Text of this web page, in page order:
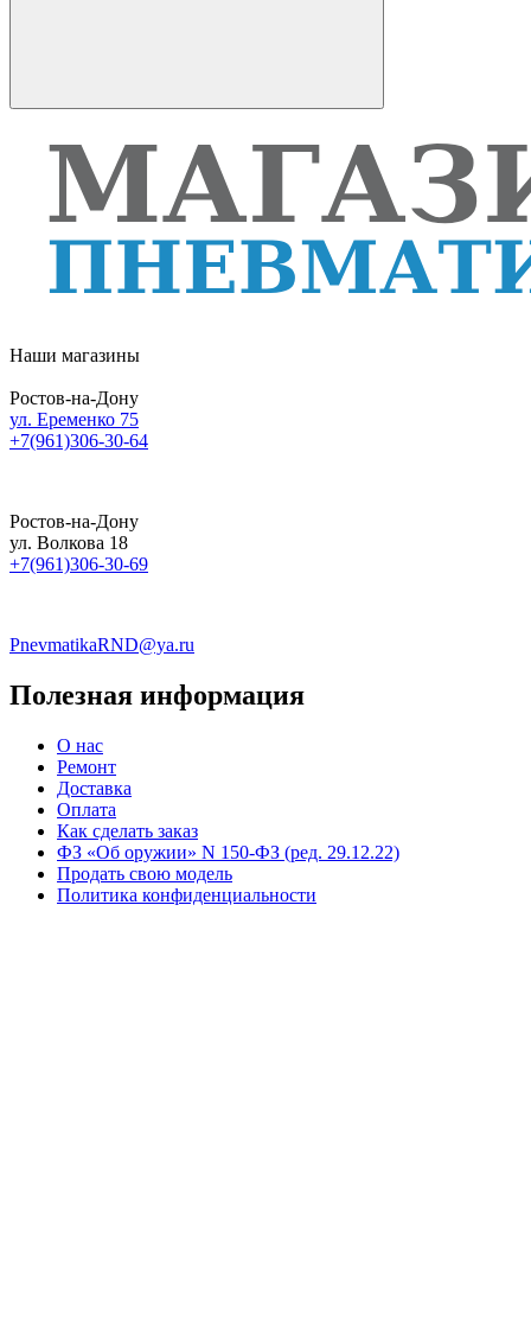
Наши магазины
Ростов-на-Дону
ул. Еременко 75
+7(961)306-30-64
Ростов-на-Дону
ул. Волкова 18
+7(961)306-30-69
PnevmatikaRND@ya.ru
Полезная информация
О нас
Ремонт
Доставка
Оплата
Как сделать заказ
ФЗ «Об оружии» N 150-ФЗ (ред. 29.12.22)
Продать свою модель
Политика конфиденциальности